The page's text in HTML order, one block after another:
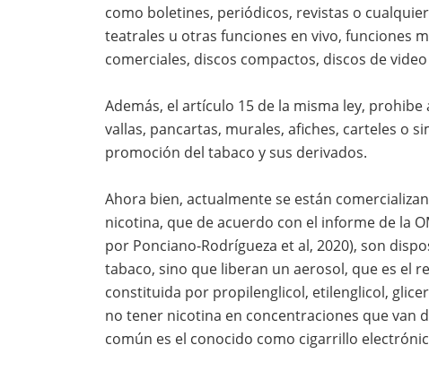
como boletines, periódicos, revistas o
teatrales u otras funciones en vivo, funciones
comerciales, discos compactos, discos de
Además, el artículo 15 de la misma ley,
vallas, pancartas, murales, afiches, carteles o
promoción del tabaco y sus derivados.
Ahora bien, actualmente se están
nicotina, que de acuerdo con el informe de la
por Ponciano-Rodrígueza et al, 2020), son
tabaco, sino que liberan un aerosol, que es el
constituida por propilenglicol, etilenglicol,
no tener nicotina en concentraciones que van
común es el conocido como cigarrillo